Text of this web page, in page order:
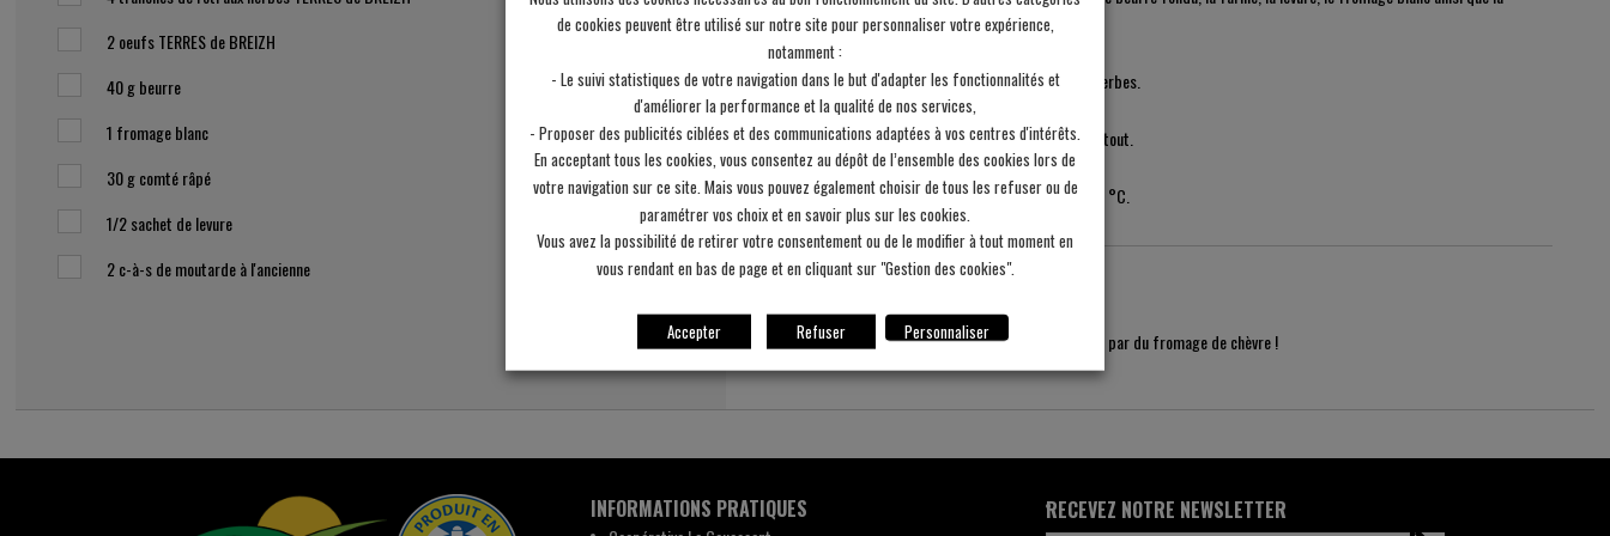
2oeufs TERRES de BREIZH
40 gbeurre
1 fromage blanc
30 gcomté râpé
1/2sachet de levure
2c-à-s de moutarde à l'ancienne
moutarde.
2 Coupez en dés les tranches de rôti de porc aux herbes.
3 Incorporez-les à la préparation puis mélangez le tout.
4 Remplissez les moules et enfournez 15 min à 180 °C.
Pour plus de saveurs, vous pouvez remplacer le comté par du fromage de chèvre !
INFORMATIONS PRATIQUES RECEVEZ NOTRE NEWSLETTER
de cookies peuvent être utilisé sur notre site pour personnaliser votre expérience,
notamment :
- Le suivi statistiques de votre navigation dans le but d'adapter les fonctionnalités et
d'améliorer la performance et la qualité de nos services,
- Proposer des publicités ciblées et des communications adaptées à vos centres d'intérêts.
En acceptant tous les cookies, vous consentez au dépôt de l’ensemble des cookies lors de
votre navigation sur ce site. Mais vous pouvez également choisir de tous les refuser ou de
paramétrer vos choix et en savoir plus sur les cookies.
Vous avez la possibilité de retirer votre consentement ou de le modifier à tout moment en
vous rendant en bas de page et en cliquant sur "Gestion des cookies".
Accepter Refuser Personnaliser